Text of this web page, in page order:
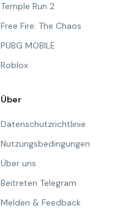
Temple Run 2
Free Fire: The Chaos
PUBG MOBILE
Roblox
Über
Datenschutzrichtlinie
Nutzungsbedingungen
Über uns
Beitreten Telegram
Melden & Feedback